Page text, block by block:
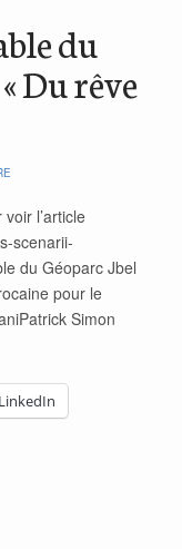
du
Du rêve
l’article
scenarii-
du Géoparc Jbel
pour le
Simon
LinkedIn